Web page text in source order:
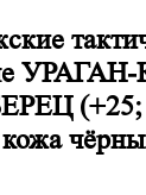
(+25;
кожа